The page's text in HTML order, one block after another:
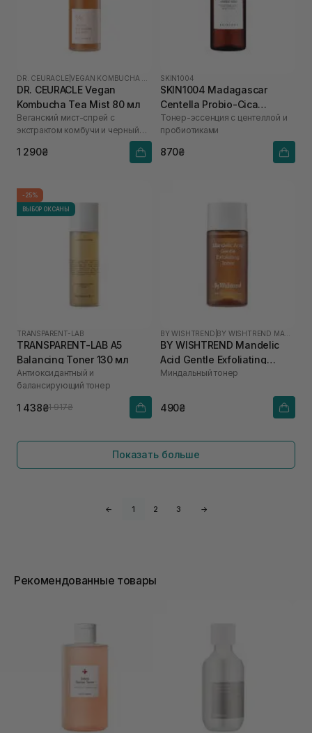
DR. CEURACLE |
DR. CEURACLE Vegan
Kombucha Tea Mist 80 мл
Веганский мист-спрей с
экстрактом комбучи и черный
1 290₴
SKIN1004
SKIN1004 Madagascar
Centella Probio-Cica
Essense Toner 210 мл
Тонер-эссенция с центеллой и
пробиотиками
870₴
-25%
ВЫБОР ОКСАНЫ
TRANSPARENT-LAB
TRANSPARENT-LAB A5
Balancing Toner 130 мл
Антиоксидантный и
балансирующий тонер
1 438₴1 917₴
BY WISHTREND BY WISHTREND MANDELIC ACID
BY WISHTREND Mandelic
Acid Gentle Exfoliating
Toner 30 мл
Миндальный тонер
490₴
Показать больше
← 1 2 3 →
Рекомендованные товары